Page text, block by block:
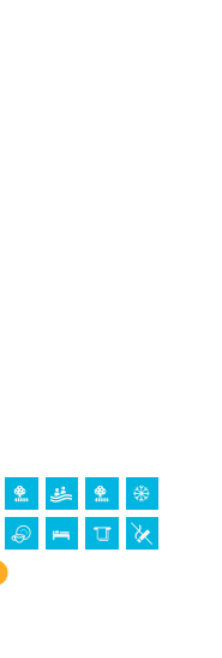
vakantie in Calpe,
van het huis)
5 kilometer van het
en waterskiën
appartement)
(binnen 10 kilometer